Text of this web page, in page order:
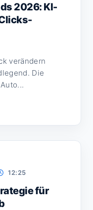
2026: KI-
verändern
Die
12:25
für